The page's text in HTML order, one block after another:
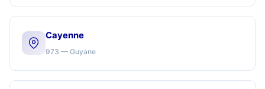
Cayenne
973 — Guyane